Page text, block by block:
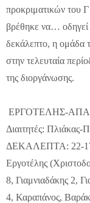
προκριματικών του
βρέθηκε να… οδηγεί
δεκάλεπτο, η ομάδα
στην τελευταία
της διοργάνωσης.
ΕΡΓΟΤΕΛΗΣ-
Διαιτητές:
ΔΕΚΑΛΕΠΤΑ: 22-
Εργοτέλης
8, Γιαμνιαδάκης 2,
4, Καραπάνος,